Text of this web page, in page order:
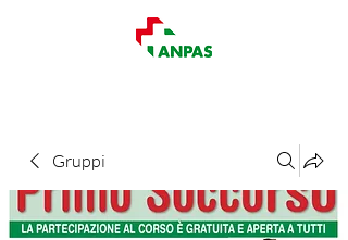
Gruppi